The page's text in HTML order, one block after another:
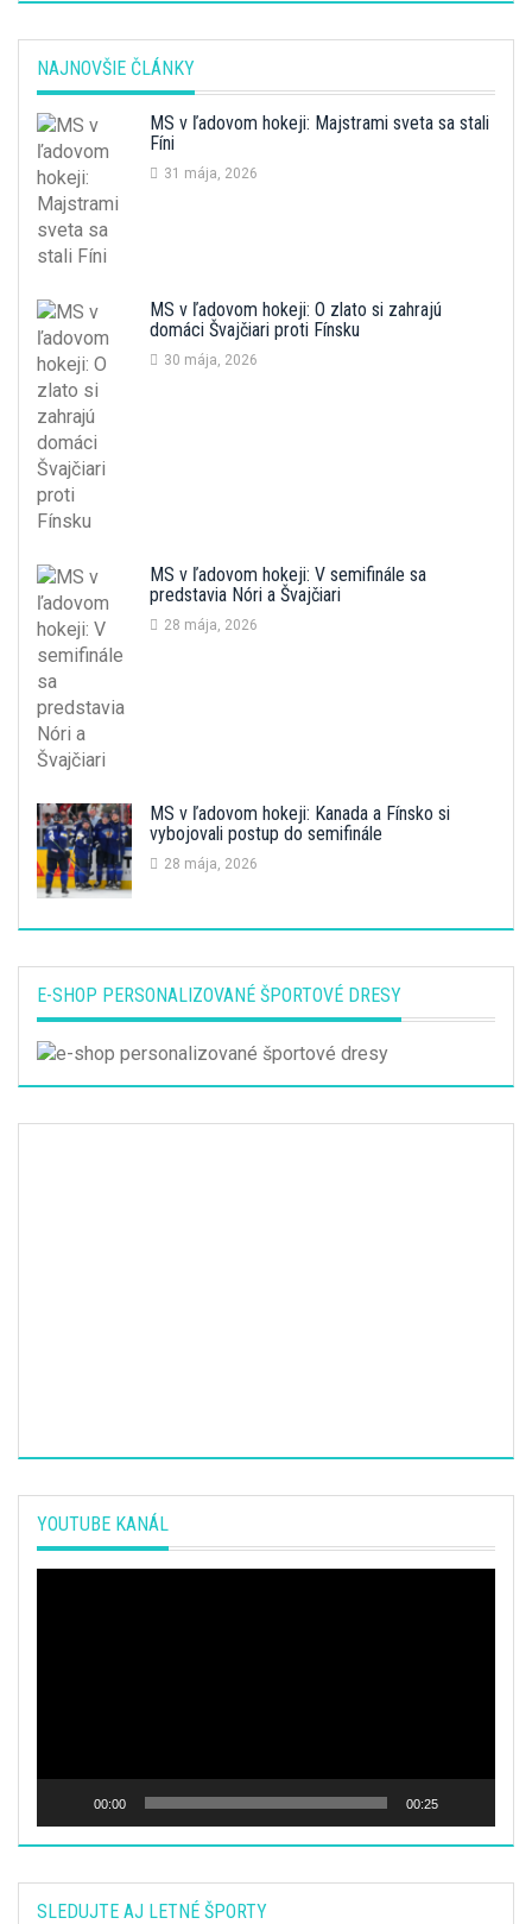
NAJNOVŠIE ČLÁNKY
MS v ľadovom hokeji: Majstrami sveta sa stali
Fíni
31 mája, 2026
MS v ľadovom hokeji: O zlato si zahrajú
domáci Švajčiari proti Fínsku
30 mája, 2026
MS v ľadovom hokeji: V semifinále sa
predstavia Nóri a Švajčiari
28 mája, 2026
MS v ľadovom hokeji: Kanada a Fínsko si
vybojovali postup do semifinále
28 mája, 2026
E-SHOP PERSONALIZOVANÉ ŠPORTOVÉ DRESY
YOUTUBE KANÁL
00:00 00:25
SLEDUJTE AJ LETNÉ ŠPORTY